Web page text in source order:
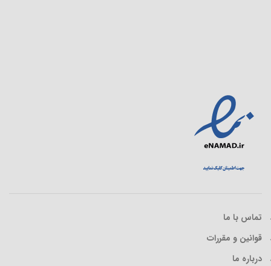
تماس با ما
قوانین و مقررات
درباره ما